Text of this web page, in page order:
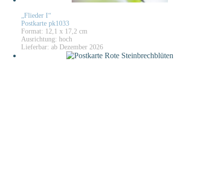
„Flieder I“
Postkarte pk1033
Format: 12,1 x 17,2 cm
Ausrichtung: hoch
Lieferbar: ab Dezember 2026